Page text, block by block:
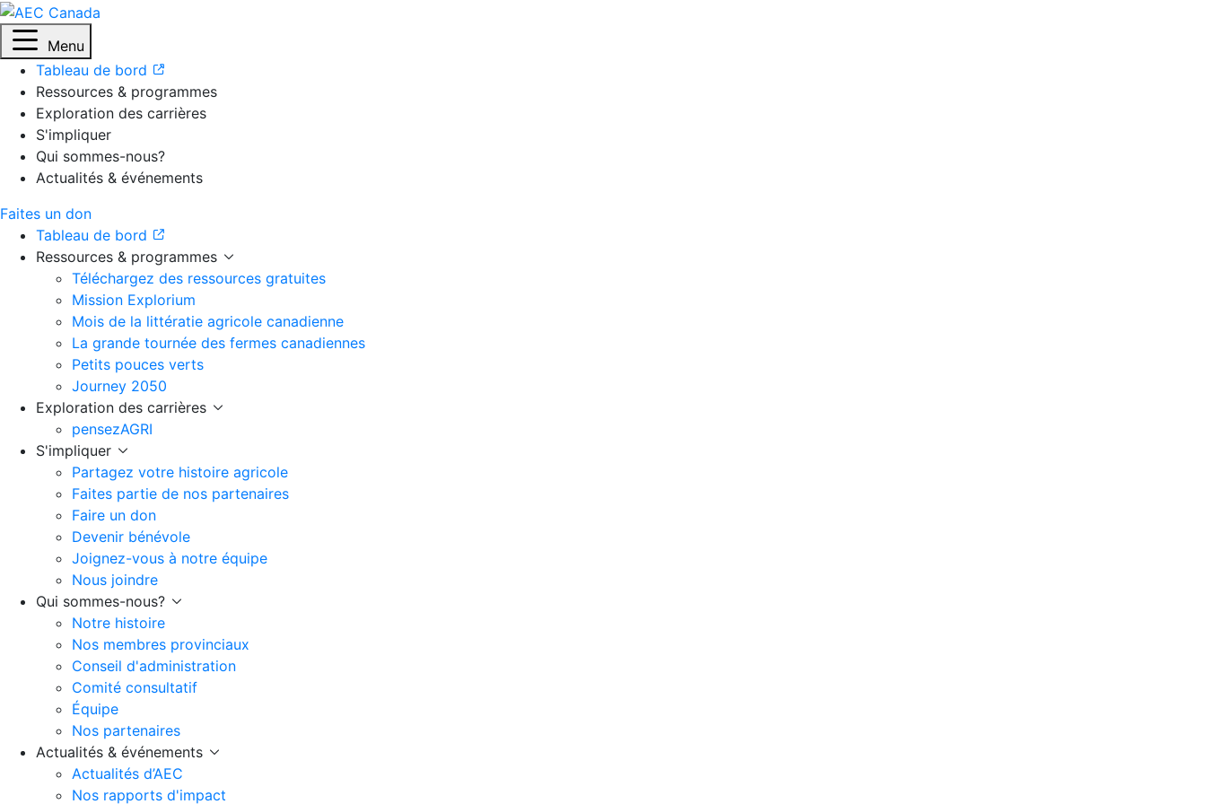
Menu
Tableau de bord
Ressources & programmes
Exploration des carrières
S'impliquer
Qui sommes-nous?
Actualités & événements
Faites un don
Tableau de bord
Ressources & programmes
Téléchargez des ressources gratuites
Mission Explorium
Mois de la littératie agricole canadienne
La grande tournée des fermes canadiennes
Petits pouces verts
Journey 2050
Exploration des carrières
pensezAGRI
S'impliquer
Partagez votre histoire agricole
Faites partie de nos partenaires
Faire un don
Devenir bénévole
Joignez-vous à notre équipe
Nous joindre
Qui sommes-nous?
Notre histoire
Nos membres provinciaux
Conseil d'administration
Comité consultatif
Équipe
Nos partenaires
Actualités & événements
Actualités d’AEC
Nos rapports d'impact